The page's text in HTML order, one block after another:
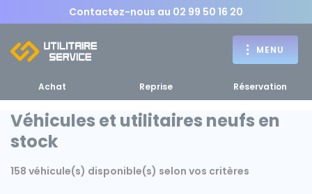
Contactez-nous au 02 99 50 16 20
MENU
Achat
Achat Reprise Réservation
Véhicules et utilitaires neufs en
stock
158 véhicule(s) disponible(s) selon vos critères